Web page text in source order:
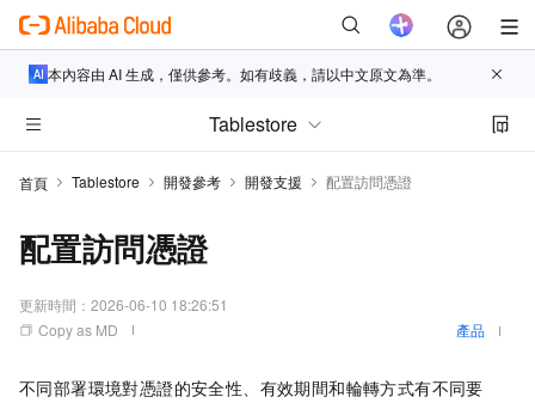
本內容由 AI 生成，僅供參考。如有歧義，請以中文原文為準。
Tablestore
首頁 Tablestore 開發參考 開發支援 配置訪問憑證
配置訪問憑證
更新時間： 2026-06-10 18:26:51
Copy as MD
產品
不同部署環境對憑證的安全性、有效期間和輪轉方式有不同要